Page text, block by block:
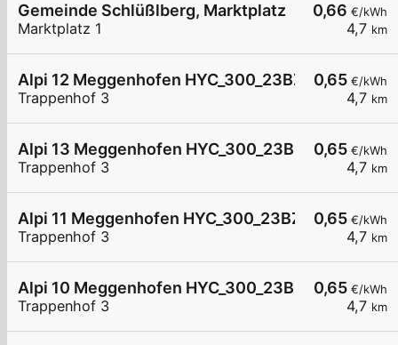
0,66 €/kWh
4,7 km
Gemeinde Schlüßlberg, Marktplatz
Marktplatz 1
0,65 €/kWh
4,7 km
Alpi 12 Meggenhofen HYC_300_23BZ3605E
Trappenhof 3
0,65 €/kWh
4,7 km
Alpi 13 Meggenhofen HYC_300_23BZ3610E
Trappenhof 3
0,65 €/kWh
4,7 km
Alpi 11 Meggenhofen HYC_300_23BZ3606E
Trappenhof 3
0,65 €/kWh
4,7 km
Alpi 10 Meggenhofen HYC_300_23BZ3607E
Trappenhof 3